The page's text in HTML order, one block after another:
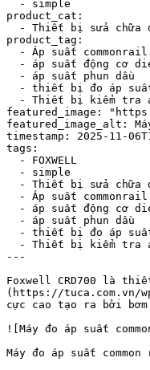
product_cat:
product_tag:
featured_image:
featured_image_alt:
timestamp: 2025-11-
tags:
---
Foxwell CRD700 là
(https://tuca.com.vn/
cực cao tạo ra bởi
![Máy đo áp suất
Máy đo áp suất